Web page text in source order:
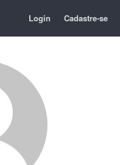
Login Cadastre-se